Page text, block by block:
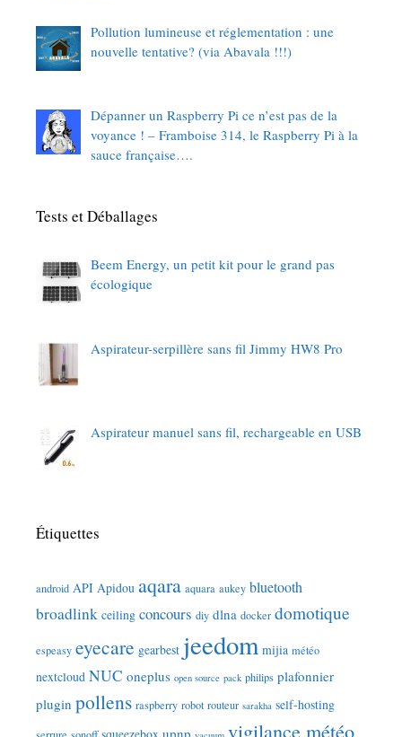
Pollution lumineuse et réglementation : une
nouvelle tentative? (via Abavala !!!)
Dépanner un Raspberry Pi ce n’est pas de la
voyance ! – Framboise 314, le Raspberry Pi à la
sauce française….
Tests et Déballages
Beem Energy, un petit kit pour le grand pas
écologique
Aspirateur-serpillère sans fil Jimmy HW8 Pro
Aspirateur manuel sans fil, rechargeable en USB
Étiquettes
android API Apidou aqara aquara aukey bluetooth
broadlink ceiling concours diy dlna docker domotique
espeasy eyecare gearbest jeedom mijia météo
nextcloud NUC oneplus open source pack philips plafonnier
plugin pollens raspberry robot routeur sarakha self-hosting
serrure sonoff squeezebox upnp vigilance météo